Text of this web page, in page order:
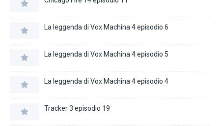
La leggenda di Vox Machina 4 episodio 6
La leggenda di Vox Machina 4 episodio 5
La leggenda di Vox Machina 4 episodio 4
Tracker 3 episodio 19